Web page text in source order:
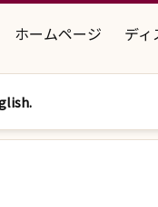
ホームページ デ